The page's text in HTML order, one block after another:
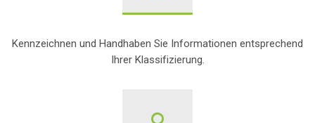
Kennzeichnen und Handhaben Sie Informationen entsprechend
Ihrer Klassifizierung.